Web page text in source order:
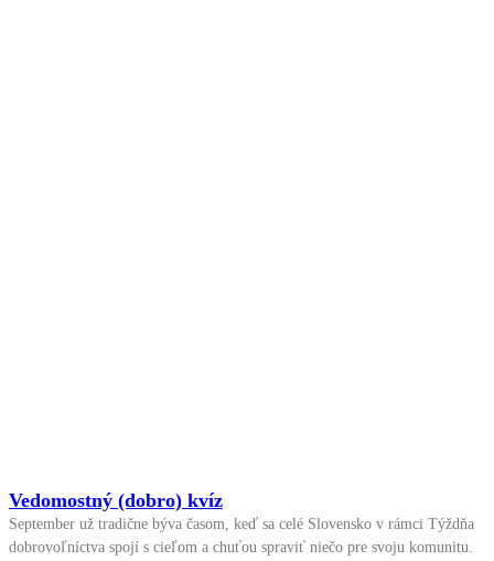
Vedomostný (dobro) kvíz
September už tradične býva časom, keď sa celé Slovensko v rámci Týždňa
dobrovoľníctva spojí s cieľom a chuťou spraviť niečo pre svoju komunitu.